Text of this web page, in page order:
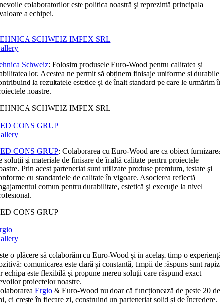
nevoile colaboratorilor este politica noastră şi reprezintă principala
valoare a echipei.
SCHWEIZ IMPEX SRL
Schweiz: Folosim produsele Euro-Wood pentru calitatea și
lor. Acestea ne permit să obținem finisaje uniforme și
la rezultatele estetice și de înalt standard pe care le urmărim
noastre.
SCHWEIZ IMPEX SRL
CONS GRUP
CONS GRUP: Colaborarea cu Euro-Wood are ca obiect
soluţii şi materiale de finisare de înaltă calitate pentru proiectele
Prin acest parteneriat sunt utilizate produse premium, testate şi
cu standardele de calitate în vigoare. Asocierea reflectă
comun pentru durabilitate, estetică şi execuţie la nivel
CONS GRUP
o plăcere să colaborăm cu Euro-Wood și în același timp o
comunicarea este clară și constantă, timpii de răspuns sunt
echipa este flexibilă și propune mereu soluții care răspund exact
proiectelor noastre.
Ergio & Euro-Wood nu doar că funcționează de peste 20 de
ci crește în fiecare zi, construind un parteneriat solid și de încredere.